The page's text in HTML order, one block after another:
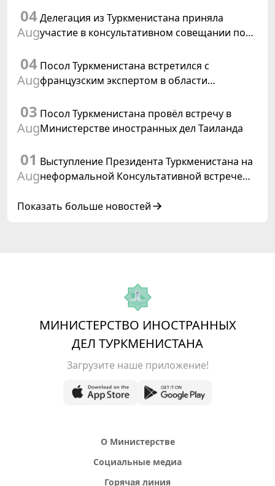
заседания Халк Маслахаты Туркменистана
04
Aug
Делегация из Туркменистана приняла
участие в консультативном совещании по
04
Aug
Посол Туркменистана встретился с
французским экспертом в области
03
Aug
Посол Туркменистана провёл встречу в
Министерстве иностранных дел Таиланда
01
Aug
Выступление Президента Туркменистана на
неформальной Консультативной встрече
Азербайджанской Республики
Показать больше новостей
МИНИСТЕРСТВО ИНОСТРАННЫХ
ДЕЛ ТУРКМЕНИСТАНА
Загрузите наше приложение!
О Министерстве
Социальные медиа
Горячая линия